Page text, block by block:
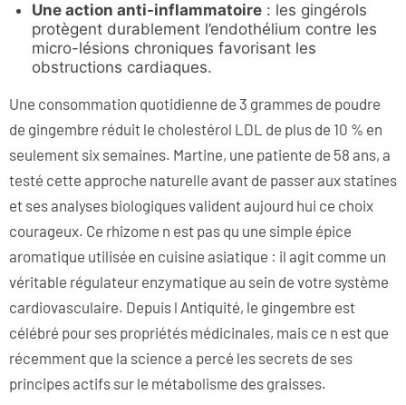
Une action anti-inflammatoire : les gingérols
protègent durablement l’endothélium contre les
micro-lésions chroniques favorisant les
obstructions cardiaques.
Une consommation quotidienne de 3 grammes de poudre
de gingembre réduit le cholestérol LDL de plus de 10 % en
seulement six semaines. Martine, une patiente de 58 ans, a
testé cette approche naturelle avant de passer aux statines
et ses analyses biologiques valident aujourd hui ce choix
courageux. Ce rhizome n est pas qu une simple épice
aromatique utilisée en cuisine asiatique : il agit comme un
véritable régulateur enzymatique au sein de votre système
cardiovasculaire. Depuis l Antiquité, le gingembre est
célébré pour ses propriétés médicinales, mais ce n est que
récemment que la science a percé les secrets de ses
principes actifs sur le métabolisme des graisses.